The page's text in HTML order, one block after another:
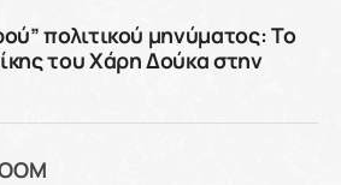
πολιτικού μηνύματος: Το
του Χάρη Δούκα στην